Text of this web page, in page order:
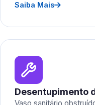
Saiba Mais
Desentupimento